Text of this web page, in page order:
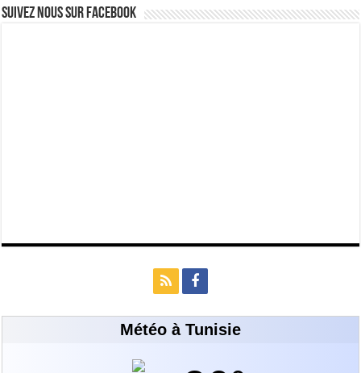
Suivez nous Sur Facebook
Météo à Tunisie